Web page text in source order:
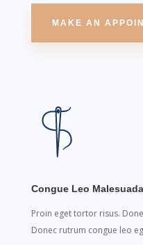
MAKE AN
Congue Leo Malesuada
Proin eget tortor risus.
Donec rutrum congue leo